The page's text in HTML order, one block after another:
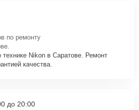
по ремонту
Nikon в Саратове. Ремонт
качества.
до 20:00